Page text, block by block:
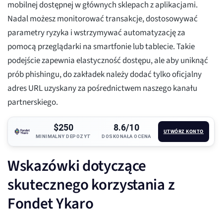
mobilnej dostępnej w głównych sklepach z aplikacjami.
Nadal możesz monitorować transakcje, dostosowywać
parametry ryzyka i wstrzymywać automatyzację za
pomocą przeglądarki na smartfonie lub tablecie. Takie
podejście zapewnia elastyczność dostępu, ale aby uniknąć
prób phishingu, do zakładek należy dodać tylko oficjalny
adres URL uzyskany za pośrednictwem naszego kanału
partnerskiego.
$250
MINIMALNY DEPOZYT
8.6/10
DOSKONAŁA OCENA
UTWÓRZ KONTO
Wskazówki dotyczące
skutecznego korzystania z
Fondet Ykaro